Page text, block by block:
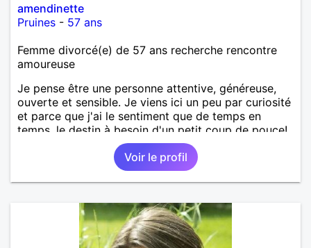
amendinette
Pruines - 57 ans
Femme divorcé(e) de 57 ans recherche rencontre
amoureuse
Je pense être une personne attentive, généreuse,
ouverte et sensible. Je viens ici un peu par curiosité
et parce que j'ai le sentiment que de temps en
temps, le destin à besoin d'un petit coup de pouce!
Voir le profil